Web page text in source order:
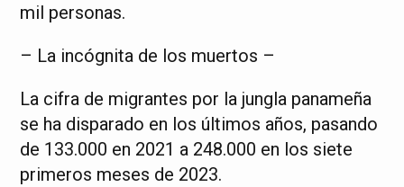
mil personas.
– La incógnita de los muertos –
La cifra de migrantes por la jungla panameña
se ha disparado en los últimos años, pasando
de 133.000 en 2021 a 248.000 en los siete
primeros meses de 2023.